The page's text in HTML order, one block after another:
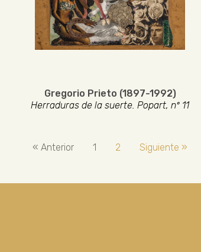
Gregorio Prieto (1897-1992)
Herraduras de la suerte. Popart, nº 11
« Anterior 1 2 Siguiente »